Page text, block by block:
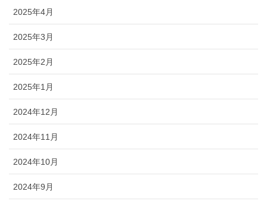
2025年4月
2025年3月
2025年2月
2025年1月
2024年12月
2024年11月
2024年10月
2024年9月